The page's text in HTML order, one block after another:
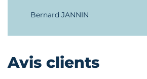
Bernard JANNIN
Avis clients